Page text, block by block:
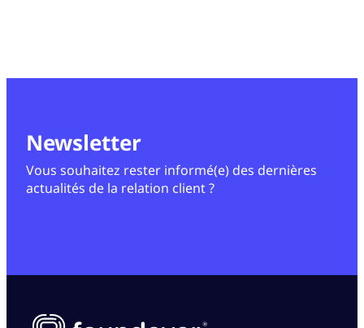
Newsletter
Vous souhaitez rester informé(e) des dernières
actualités de la relation client ?